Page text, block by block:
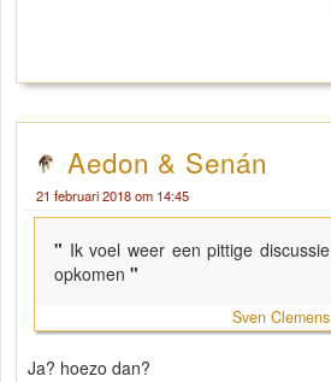
Aedon & Senán
21 februari 2018 om 14:45
" Ik voel weer een pittige discussie
opkomen "
Sven Clemens
Ja? hoezo dan?